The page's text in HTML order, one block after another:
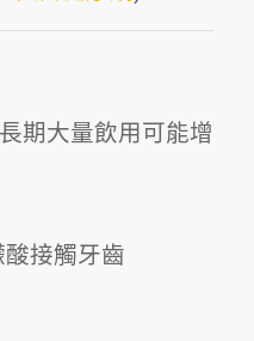
期大量飲用可能增
接觸牙齒